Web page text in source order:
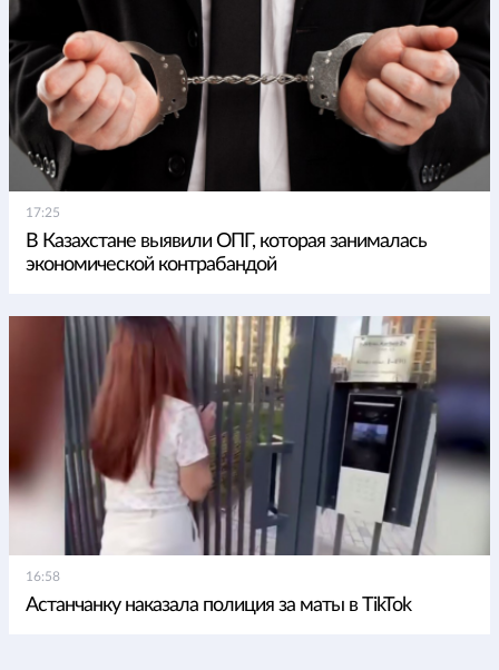
17:25
В Казахстане выявили ОПГ, которая занималась
экономической контрабандой
16:58
Астанчанку наказала полиция за маты в TikTok